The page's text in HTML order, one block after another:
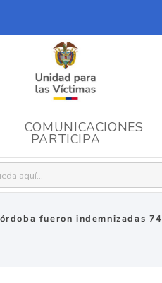
COMUNICACIONES
PARTICIPA
fueron indemnizadas